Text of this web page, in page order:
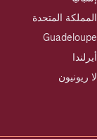
المملكة المتحدة
Guadeloupe
أيرلندا
لا ريونيون